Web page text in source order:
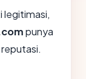
legitimasi,
punya